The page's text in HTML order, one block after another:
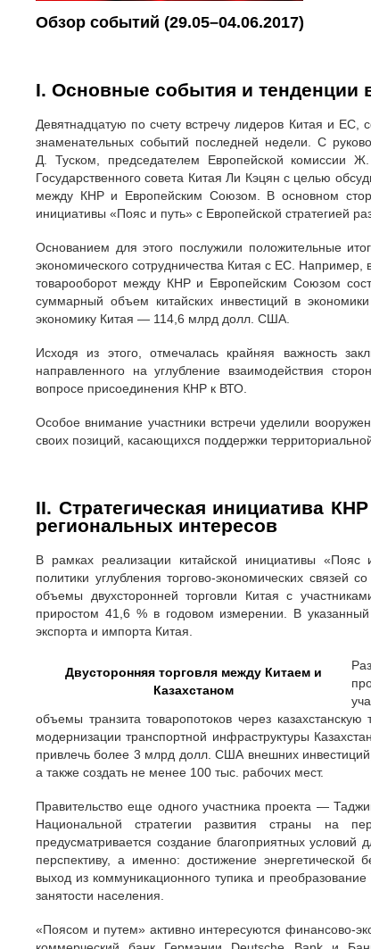
Обзор событий (29.05–04.06.2017)
І. Основные события и тенденции
Девятнадцатую по счету встречу лидеров Китая и
знаменательных событий последней недели. С
Д. Туском, председателем Европейской комиссии
Государственного совета Китая Ли Кэцян с целью
между КНР и Европейским Союзом. В основном
инициативы «Пояс и путь» с Европейской стратегией
Основанием для этого послужили положительные
экономического сотрудничества Китая с ЕС. Например,
товарооборот между КНР и Европейским Союзом
суммарный объем китайских инвестиций в
экономику Китая — 114,6 млрд долл. США.
Исходя из этого, отмечалась крайняя важность
направленного на углубление взаимодействия
вопросе присоединения КНР к ВТО.
Особое внимание участники встречи уделили
своих позиций, касающихся поддержки территориальной
ІІ. Стратегическая инициатива
региональных интересов
В рамках реализации китайской инициативы «Пояс
политики углубления торгово-экономических связей
объемы двухсторонней торговли Китая с
приростом 41,6 % в годовом измерении. В
экспорта и импорта Китая.
Двусторонняя торговля между Китаем и
Казахстаном
объемы транзита товаропотоков через
модернизации транспортной инфраструктуры
привлечь более 3 млрд долл. США внешних
а также создать не менее 100 тыс. рабочих мест.
Правительство еще одного участника проекта —
Национальной стратегии развития страны
предусматривается создание благоприятных
перспективу, а именно: достижение энергетической
выход из коммуникационного тупика и
занятости населения.
«Поясом и путем» активно интересуются финансово-